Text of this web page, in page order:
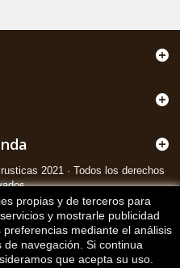
propias y de terceros para
y mostrarle publicidad
mediante el análisis
de navegación. Si continua
que acepta su uso.
2021 · Todos los derechos